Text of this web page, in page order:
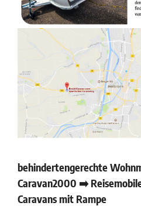
behindertengerechte
Caravan2000 ➡️
Caravans mit Rampe